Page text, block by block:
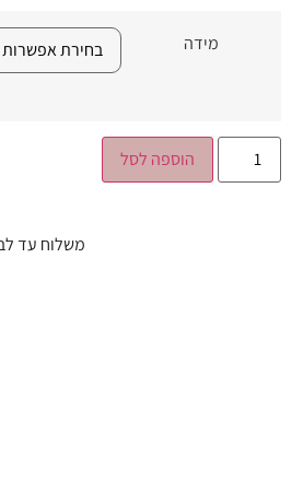
מידה
הוספה לסל
משלוח עד לבית הלקוח